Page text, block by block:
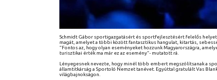
Schmidt Gábor sportigazgatásért és sportfejlesztésért felelős
magát, amelyet a többi között fantasztikus hangulat, kitartás,
"Fontos az, hogy olyan eseményeket hozzunk Magyarországra,
turisztikai érték ma már ez az esemény"- mutatott rá.
Lényegesnek nevezte, hogy minél több embert megszólítsanak a
államtitkárság a Sportoló Nemzet tanévet. Egyúttal gratulált Vas
világbajnokságon.